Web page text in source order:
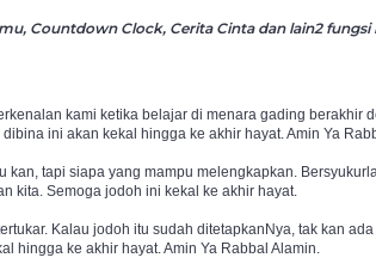
Countdown Clock, Cerita Cinta dan lain2
kami ketika belajar di menara gading berakhir
ini akan kekal hingga ke akhir hayat. Amin Ya
kan, tapi siapa yang mampu melengkapkan.
kita. Semoga jodoh ini kekal ke akhir hayat.
Kalau jodoh itu sudah ditetapkanNya, tak kan
hingga ke akhir hayat. Amin Ya Rabbal Alamin.